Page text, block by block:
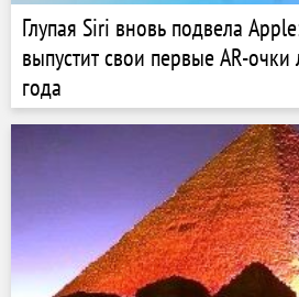
Глупая Siri вновь подвела
выпустит свои первые AR-
года